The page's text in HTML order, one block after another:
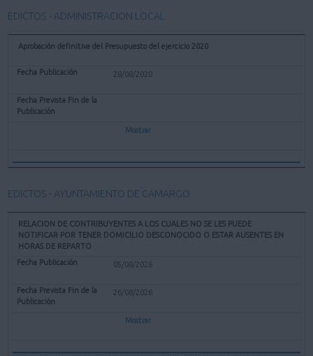
EDICTOS - ADMINISTRACION LOCAL
Aprobación definitiva del Presupuesto del ejercicio 2020
28/08/2020
Mostrar
EDICTOS - AYUNTAMIENTO DE CAMARGO
RELACION DE CONTRIBUYENTES A LOS CUALES NO SE LES PUEDE
NOTIFICAR POR TENER DOMICILIO DESCONOCIDO O ESTAR AUSENTES EN
HORAS DE REPARTO
05/08/2026
26/08/2026
Mostrar